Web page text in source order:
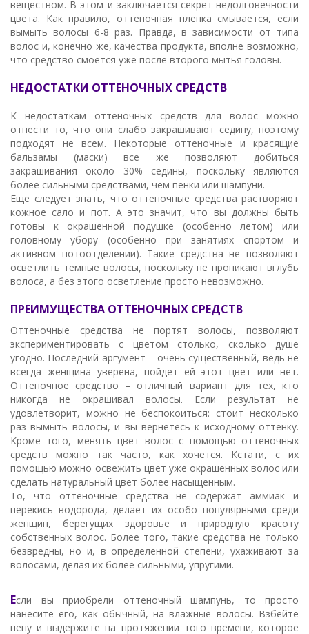
веществом. В этом и заключается секрет недолговечности
цвета. Как правило, оттеночная пленка смывается, если
вымыть волосы 6-8 раз. Правда, в зависимости от типа
волос и, конечно же, качества продукта, вполне возможно,
что средство смоется уже после второго мытья головы.
НЕДОСТАТКИ ОТТЕНОЧНЫХ СРЕДСТВ
К недостаткам оттеночных средств для волос можно
отнести то, что они слабо закрашивают седину, поэтому
подходят не всем. Некоторые оттеночные и красящие
бальзамы (маски) все же позволяют добиться
закрашивания около 30% седины, поскольку являются
более сильными средствами, чем пенки или шампуни.
Еще следует знать, что оттеночные средства растворяют
кожное сало и пот. А это значит, что вы должны быть
готовы к окрашенной подушке (особенно летом) или
головному убору (особенно при занятиях спортом и
активном потоотделении). Такие средства не позволяют
осветлить темные волосы, поскольку не проникают вглубь
волоса, а без этого осветление просто невозможно.
ПРЕИМУЩЕСТВА ОТТЕНОЧНЫХ СРЕДСТВ
Оттеночные средства не портят волосы, позволяют
экспериментировать с цветом столько, сколько душе
угодно. Последний аргумент – очень существенный, ведь не
всегда женщина уверена, пойдет ей этот цвет или нет.
Оттеночное средство – отличный вариант для тех, кто
никогда не окрашивал волосы. Если результат не
удовлетворит, можно не беспокоиться: стоит несколько
раз вымыть волосы, и вы вернетесь к исходному оттенку.
Кроме того, менять цвет волос с помощью оттеночных
средств можно так часто, как хочется. Кстати, с их
помощью можно освежить цвет уже окрашенных волос или
сделать натуральный цвет более насыщенным.
То, что оттеночные средства не содержат аммиак и
перекись водорода, делает их особо популярными среди
женщин, берегущих здоровье и природную красоту
собственных волос. Более того, такие средства не только
безвредны, но и, в определенной степени, ухаживают за
волосами, делая их более сильными, упругими.
Если вы приобрели оттеночный шампунь, то просто
нанесите его, как обычный, на влажные волосы. Взбейте
пену и выдержите на протяжении того времени, которое